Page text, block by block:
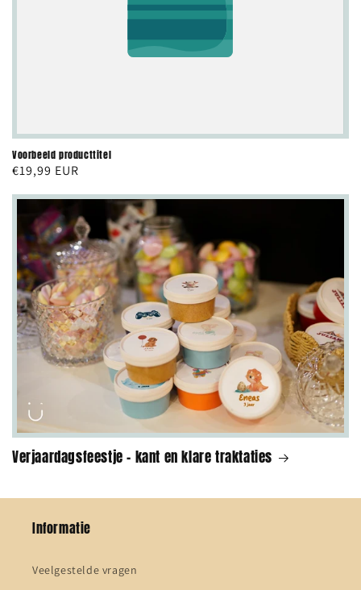
Voorbeeld producttitel
Normale
€19,99 EUR
Verjaardagsfeestje - kant en klare traktaties
Informatie
Veelgestelde vragen